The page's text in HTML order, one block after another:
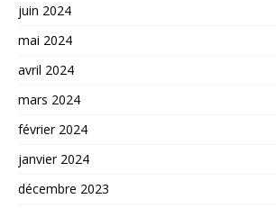
juin 2024
mai 2024
avril 2024
mars 2024
février 2024
janvier 2024
décembre 2023